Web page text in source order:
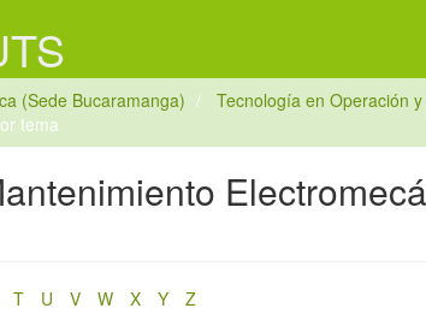
(Sede Bucaramanga)
Tecnología en Operación
tema
T U V W X Y Z